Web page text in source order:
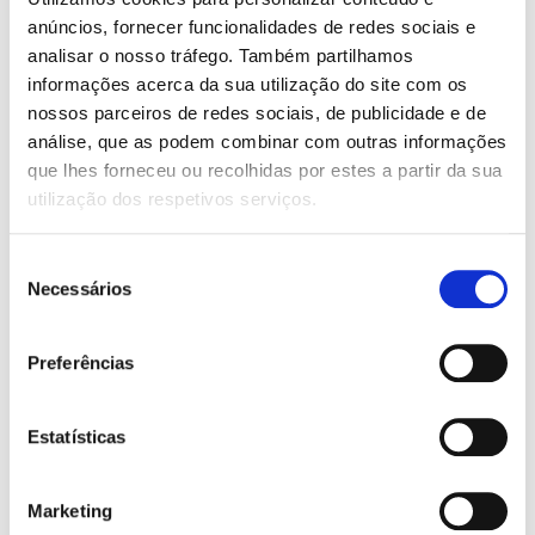
anúncios, fornecer funcionalidades de redes sociais e
analisar o nosso tráfego. Também partilhamos
informações acerca da sua utilização do site com os
nossos parceiros de redes sociais, de publicidade e de
análise, que as podem combinar com outras informações
que lhes forneceu ou recolhidas por estes a partir da sua
utilização dos respetivos serviços.
Necessários
Preferências
Estatísticas
Marketing
Faróis Nevoeiro
SCREEN:
Consola central
AR CONDICIONADO:
Manual